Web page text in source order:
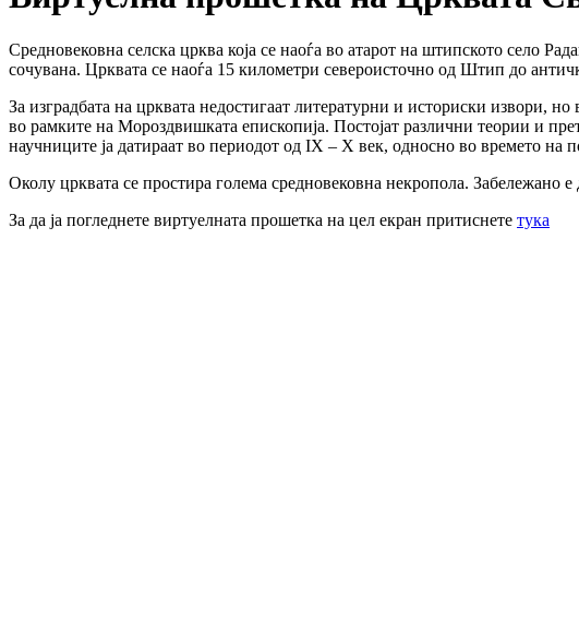
Средновековна селска црква која се наоѓа во атарот на штипското село
сочувана. Црквата се наоѓа 15 километри североисточно од Штип до
За изградбата на црквата недостигаат литературни и историски извори,
во рамките на Мороздвишката епископија. Постојат различни теории и
научниците ја датираат во периодот од IX – X век, односно во времето на
Околу црквата се простира голема средновековна некропола.
За да ја погледнете виртуелната прошетка на цел екран притиснете тука